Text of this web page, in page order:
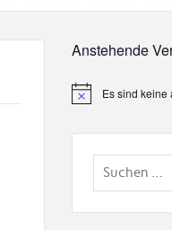
Anstehende
Es sind keine